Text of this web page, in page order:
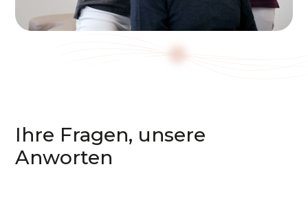
Ihre Fragen, unsere
Anworten